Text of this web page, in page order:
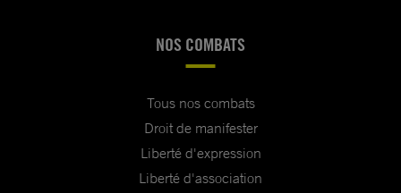
NOS COMBATS
Tous nos combats
Droit de manifester
Liberté d'expression
Liberté d'association